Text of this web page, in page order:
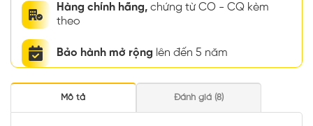
Hàng chính hãng, chứng từ CO - CQ kèm
theo
Bảo hành mở rộng lên đến 5 năm
Mô tả Đánh giá (8)